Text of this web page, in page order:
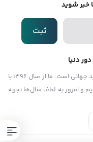
خبر شوید
ثبت
دنیا
مارکومودو یک پلتفرم حرفه‌ای و مطمئن برای خرید جهانی است. ما از سال ۱۳۹۶ با
و امروز به لطف سال‌ها تجربه
برای مشتریان ایرانی فراهم
صنعتی شریف بنیان‌گذاری شده
حساب بین‌المللی، بتوانید